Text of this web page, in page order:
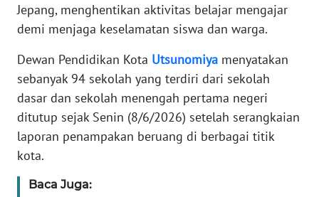
Jepang, menghentikan aktivitas belajar mengajar
demi menjaga keselamatan siswa dan warga.
Dewan Pendidikan Kota Utsunomiya menyatakan
sebanyak 94 sekolah yang terdiri dari sekolah
dasar dan sekolah menengah pertama negeri
ditutup sejak Senin (8/6/2026) setelah serangkaian
laporan penampakan beruang di berbagai titik
kota.
Baca Juga:
KONTAK
INFO
IKLAN
KAMI
PEDOMAN